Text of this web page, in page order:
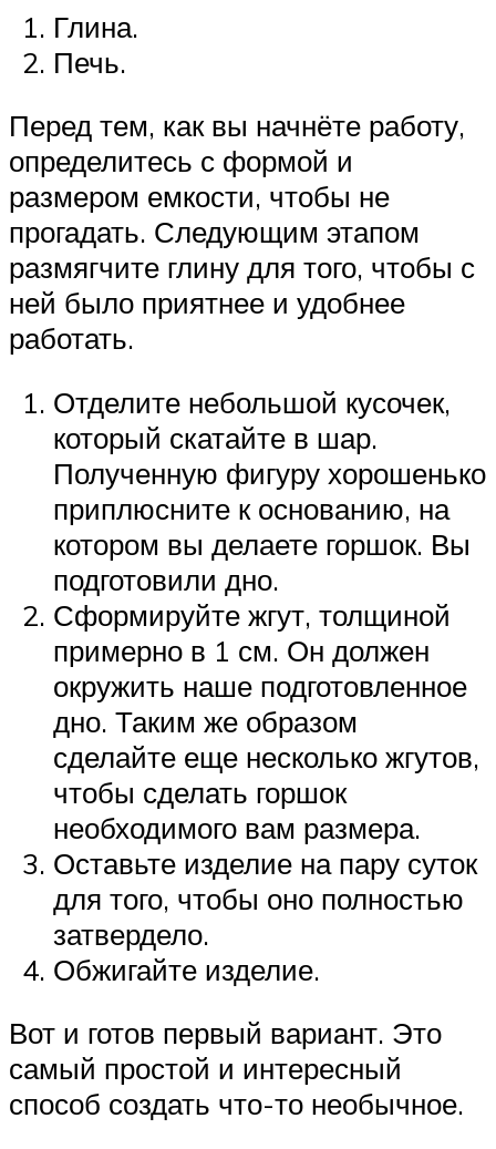
Глина.
Печь.
Перед тем, как вы начнёте работу,
определитесь с формой и
размером емкости, чтобы не
прогадать. Следующим этапом
размягчите глину для того, чтобы с
ней было приятнее и удобнее
работать.
Отделите небольшой кусочек,
который скатайте в шар.
Полученную фигуру хорошенько
приплюсните к основанию, на
котором вы делаете горшок. Вы
подготовили дно.
Сформируйте жгут, толщиной
примерно в 1 см. Он должен
окружить наше подготовленное
дно. Таким же образом
сделайте еще несколько жгутов,
чтобы сделать горшок
необходимого вам размера.
Оставьте изделие на пару суток
для того, чтобы оно полностью
затвердело.
Обжигайте изделие.
Вот и готов первый вариант. Это
самый простой и интересный
способ создать что-то необычное.